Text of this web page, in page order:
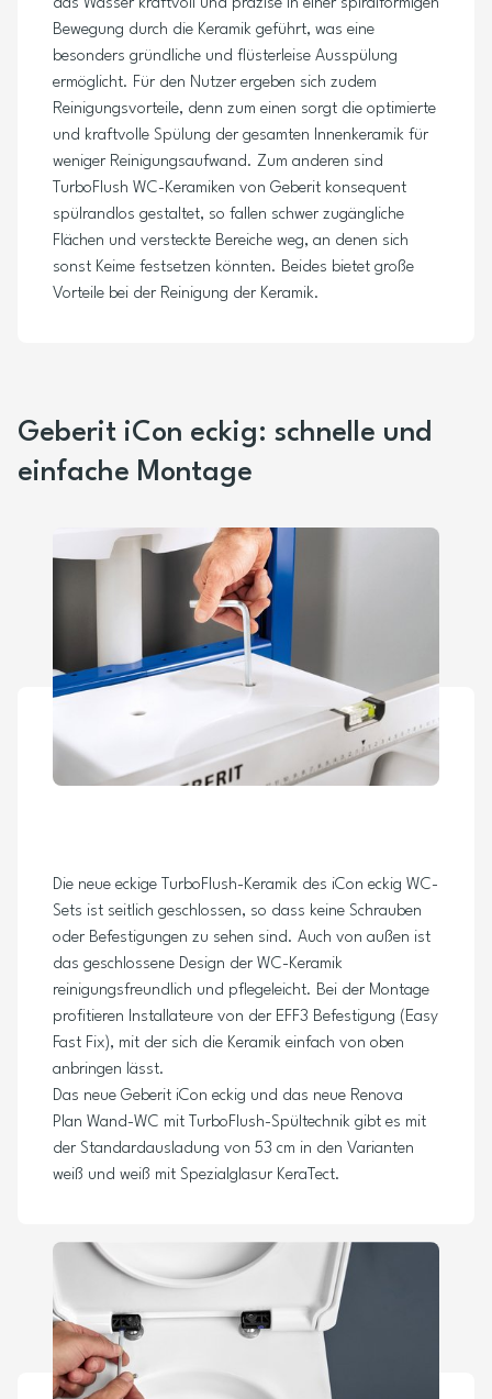
das Wasser kraftvoll und präzise in einer spiralförmigen
Bewegung durch die Keramik geführt, was eine
besonders gründliche und flüsterleise Ausspülung
ermöglicht. Für den Nutzer ergeben sich zudem
Reinigungsvorteile, denn zum einen sorgt die optimierte
und kraftvolle Spülung der gesamten Innenkeramik für
weniger Reinigungsaufwand. Zum anderen sind
TurboFlush WC-Keramiken von Geberit konsequent
spülrandlos gestaltet, so fallen schwer zugängliche
Flächen und versteckte Bereiche weg, an denen sich
sonst Keime festsetzen könnten. Beides bietet große
Vorteile bei der Reinigung der Keramik.
Geberit iCon eckig: schnelle und
einfache Montage
Die neue eckige TurboFlush-Keramik des iCon eckig WC-
Sets ist seitlich geschlossen, so dass keine Schrauben
oder Befestigungen zu sehen sind. Auch von außen ist
das geschlossene Design der WC-Keramik
reinigungsfreundlich und pflegeleicht. Bei der Montage
profitieren Installateure von der EFF3 Befestigung (Easy
Fast Fix), mit der sich die Keramik einfach von oben
anbringen lässt.
Das neue Geberit iCon eckig und das neue Renova
Plan Wand-WC mit TurboFlush-Spültechnik gibt es mit
der Standardausladung von 53 cm in den Varianten
weiß und weiß mit Spezialglasur KeraTect.